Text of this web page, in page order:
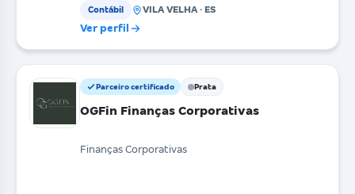
Contábil VILA VELHA · ES
Ver perfil
Parceiro certificado Prata
OGFin Finanças Corporativas
Finanças Corporativas